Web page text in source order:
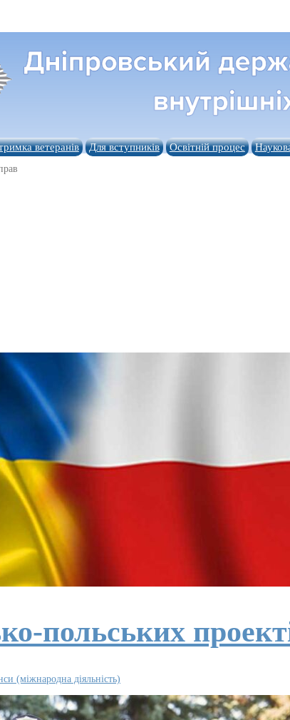
ветеранів Для вступників Освітній процес
польських
(міжнародна діяльність)